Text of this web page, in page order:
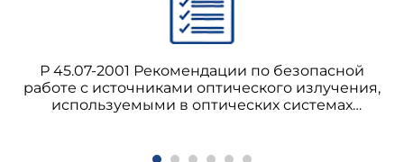
Р 45.07-2001 Рекомендации по безопасной
работе с источниками оптического излучения,
используемыми в оптических системах